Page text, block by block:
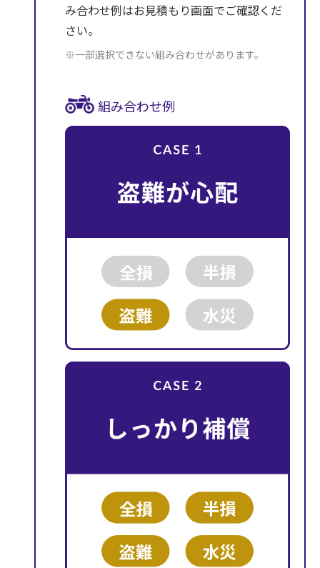
み合わせ例はお見積もり画面でご確認くだ
さい。
※一部選択できない組み合わせがあります。
組み合わせ例